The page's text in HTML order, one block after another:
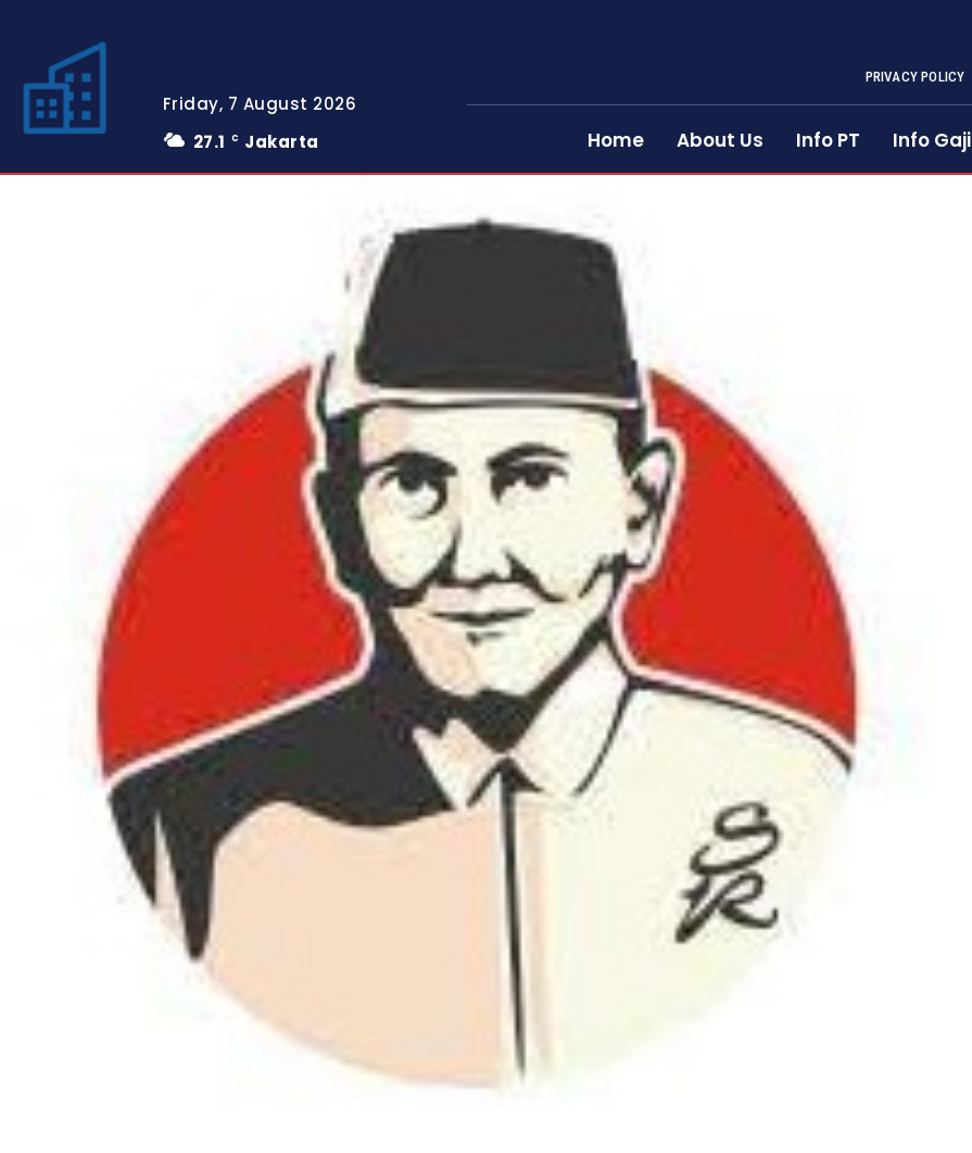
Friday, 7 August 2026
27.1
C Jakarta
PRIVACY POLICY
Home About Us Info PT Info Gaji